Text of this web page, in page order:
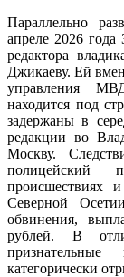
Параллельно
апреле 2026 года
редактора
Джикаеву. Ей
управления
находится под
задержаны в
редакции во
Москву.
полицейский
происшествиях
Северной
обвинения,
рублей. В
категорически